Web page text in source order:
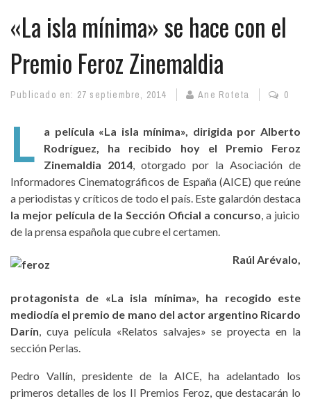
«La isla mínima» se hace con el
Premio Feroz Zinemaldia
Publicado en: 27 septiembre, 2014 Ane Roteta 0
L
a película «La isla mínima», dirigida por Alberto
Rodríguez, ha recibido hoy el Premio Feroz
Zinemaldia 2014, otorgado por la Asociación de
Informadores Cinematográficos de España (AICE) que reúne
a periodistas y críticos de todo el país. Este galardón destaca
la mejor película de la Sección Oficial a concurso, a juicio
de la prensa española que cubre el certamen.
Raúl Arévalo,
protagonista de «La isla mínima», ha recogido este
mediodía el premio de mano del actor argentino Ricardo
Darín , cuya película «Relatos salvajes» se proyecta en la
sección Perlas.
Pedro Vallín, presidente de la AICE, ha adelantado los
primeros detalles de los II Premios Feroz, que destacarán lo